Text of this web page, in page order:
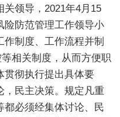
领导，2021年4月15
险防范管理工作领导小
制度、工作流程并制
相关制度，从而方便职
贯彻执行提出具体要
，民主决策。规定凡重
都必须经集体讨论、民